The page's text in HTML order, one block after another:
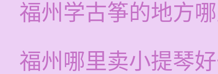
福州学古筝的地方
福州哪里卖小提琴